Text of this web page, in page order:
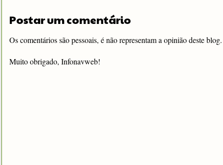
Postar um comentário
Os comentários são pessoais, é não representam a opinião deste blog.
Muito obrigado, Infonavweb!